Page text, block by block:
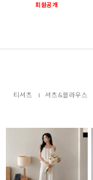
회원공개
티셔츠 셔츠&블라우스